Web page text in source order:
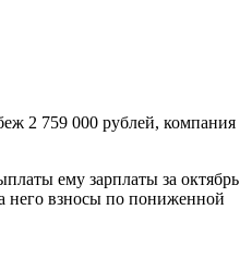
2 759 000 рублей, компания
ему зарплаты за октябрь
него взносы по пониженной